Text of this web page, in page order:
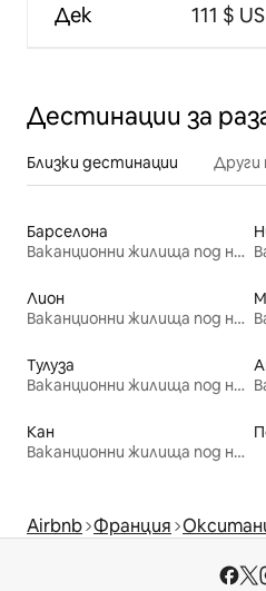
Дек 111 $
Дестинации за
Близки дестинации Други
Барселона
Ваканционни жилища под наем
Лион
Ваканционни жилища под наем
Тулуза
Ваканционни жилища под наем
Кан
Ваканционни жилища под наем
Airbnb Франция